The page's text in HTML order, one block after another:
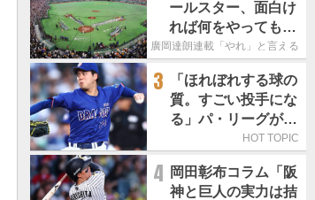
ールスター、面白け
れば何をやってもい
いという発想は大間
廣岡達朗連載「やれ」と言える信念
3
「ほれぼれする球の
質。すごい投手にな
る」パ・リーグが驚
いた「中日の左腕」
HOT TOPIC
4
岡田彰布コラム「阪
神と巨人の実力は拮